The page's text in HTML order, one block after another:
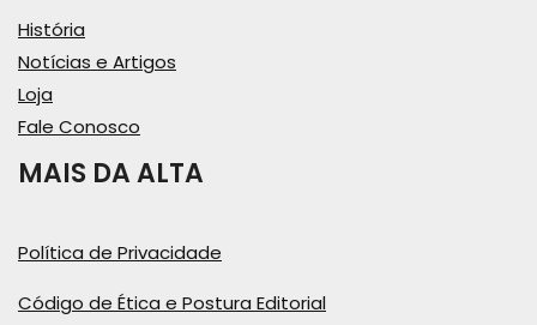
História
Notícias e Artigos
Loja
Fale Conosco
MAIS DA ALTA
Política de Privacidade
Código de Ética e Postura Editorial